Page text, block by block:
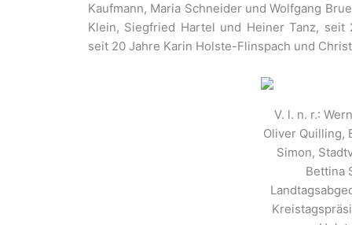
Kaufmann, Maria Schneider und Wolfgang
Klein, Siegfried Hartel und Heiner Tanz,
seit 20 Jahre Karin Holste-Flinspach und
V. l. n. r.:
Oliver Quilling,
Simon,
Bettina